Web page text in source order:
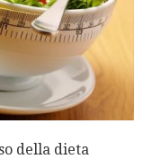
della dieta